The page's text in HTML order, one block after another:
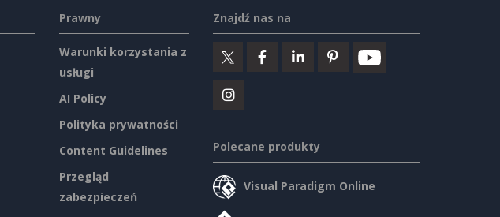
Prawny
Warunki korzystania z
usługi
AI Policy
Polityka prywatności
Content Guidelines
Przegląd
zabezpieczeń
Znajdź nas na
Polecane produkty
Visual Paradigm Online